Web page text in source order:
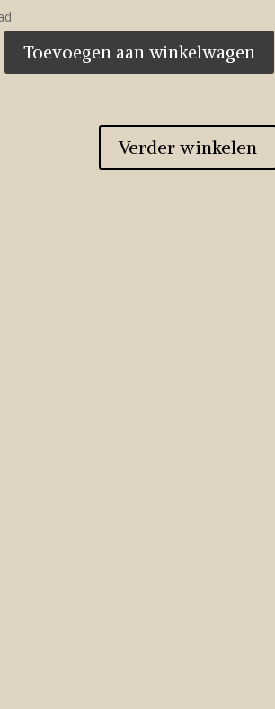
Toevoegen aan winkelwagen
Verder winkelen